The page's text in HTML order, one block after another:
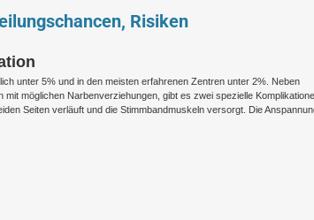
Risiken
unter 5% und in den meisten erfahrenen Zentren unter 2%. Neben
möglichen Narbenverziehungen, gibt es zwei spezielle
Seiten verläuft und die Stimmbandmuskeln versorgt. Die